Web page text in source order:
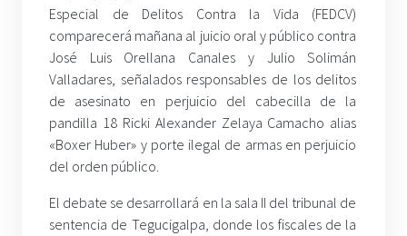
Especial de Delitos Contra la Vida (FEDCV)
comparecerá mañana al juicio oral y público contra
José Luis Orellana Canales y Julio Solimán
Valladares, señalados responsables de los delitos
de asesinato en perjuicio del cabecilla de la
pandilla 18 Ricki Alexander Zelaya Camacho alias
«Boxer Huber» y porte ilegal de armas en perjuicio
del orden público.
El debate se desarrollará en la sala II del tribunal de
sentencia de Tegucigalpa, donde los fiscales de la